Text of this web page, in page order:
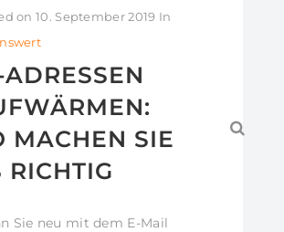
on 10. September 2019 In
MACHEN SIE
RICHTIG
Sie neu mit dem E-Mail